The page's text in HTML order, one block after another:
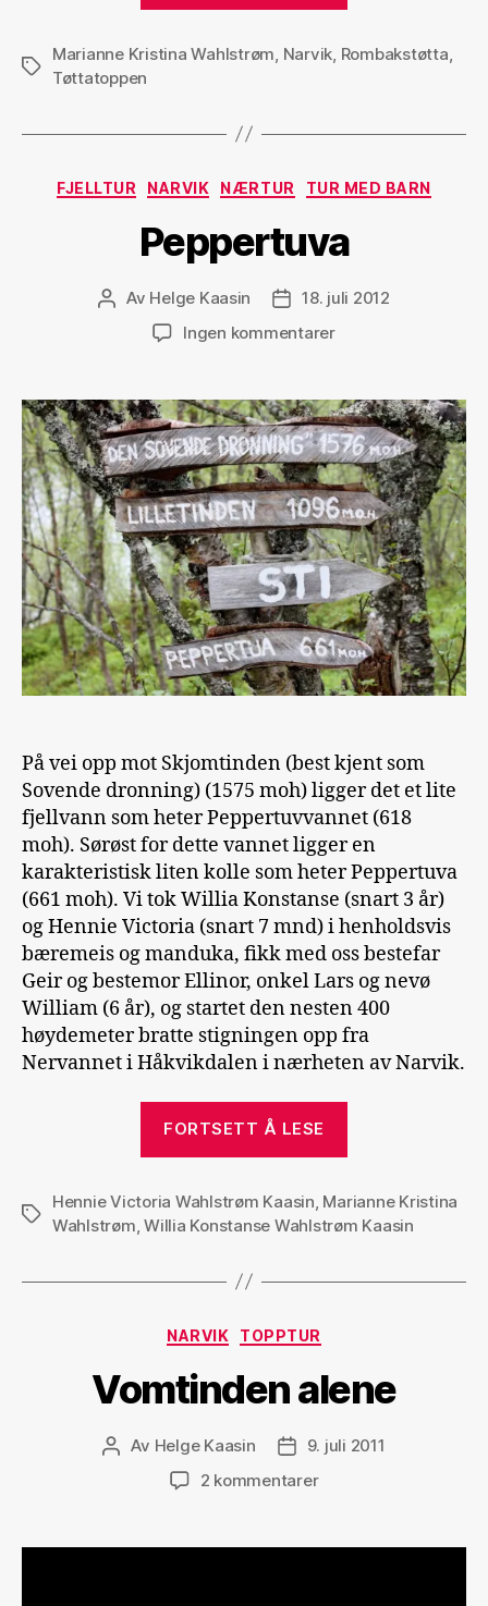
Stikkord
Marianne Kristina Wahlstrøm Narvik Rombakstøtta
Tøttatoppen
Kategorier
FJELLTUR NARVIK NÆRTUR TUR MED BARN
Peppertuva
Innleggsforfatter
Av Helge Kaasin Publiseringsdato
18. juli 2012
Ingen kommentarertil
På vei opp mot Skjomtinden (best kjent som
Sovende dronning) (1575 moh) ligger det et lite
fjellvann som heter Peppertuvvannet (618
moh). Sørøst for dette vannet ligger en
karakteristisk liten kolle som heter Peppertuva
(661 moh). Vi tok Willia Konstanse (snart 3 år)
og Hennie Victoria (snart 7 mnd) i henholdsvis
bæremeis og manduka, fikk med oss bestefar
Geir og bestemor Ellinor, onkel Lars og nevø
William (6 år), og startet den nesten 400
høydemeter bratte stigningen opp fra
Nervannet i Håkvikdalen i nærheten av Narvik.
FORTSETT Å LESE
Stikkord
Hennie Victoria Wahlstrøm Kaasin Marianne Kristina
Wahlstrøm ,Willia Konstanse Wahlstrøm Kaasin
Kategorier
NARVIK TOPPTUR
Vomtinden alene
Innleggsforfatter
Av Helge Kaasin Publiseringsdato
9. juli 2011
2 kommentarertil